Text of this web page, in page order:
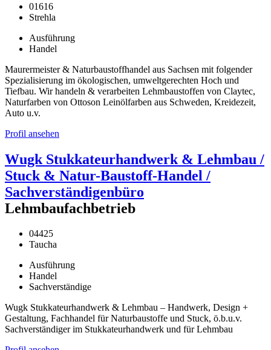
01616
Strehla
Ausführung
Handel
Maurermeister & Naturbaustoffhandel aus Sachsen mit folgender
Spezialisierung im ökologischen, umweltgerechten Hoch und
Tiefbau. Wir handeln & verarbeiten Lehmbaustoffen von Claytec,
Naturfarben von Ottoson Leinölfarben aus Schweden, Kreidezeit,
Auto u.v.
Profil ansehen
Wugk Stukkateurhandwerk & Lehmbau /
Stuck & Natur-Baustoff-Handel /
Sachverständigenbüro
Lehmbaufachbetrieb
04425
Taucha
Ausführung
Handel
Sachverständige
Wugk Stukkateurhandwerk & Lehmbau – Handwerk, Design +
Gestaltung, Fachhandel für Naturbaustoffe und Stuck, ö.b.u.v.
Sachverständiger im Stukkateurhandwerk und für Lehmbau